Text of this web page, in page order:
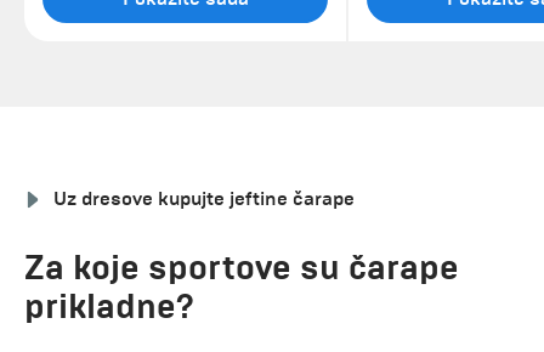
Uz dresove kupujte jeftine čarape
Za koje sportove su čarape
prikladne?